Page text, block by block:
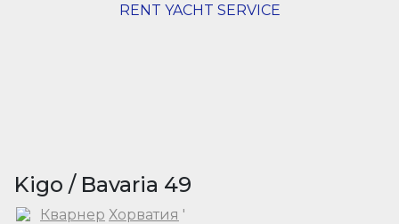
RENT YACHT SERVICE
Kigo / Bavaria 49
Кварнер Хорватия '